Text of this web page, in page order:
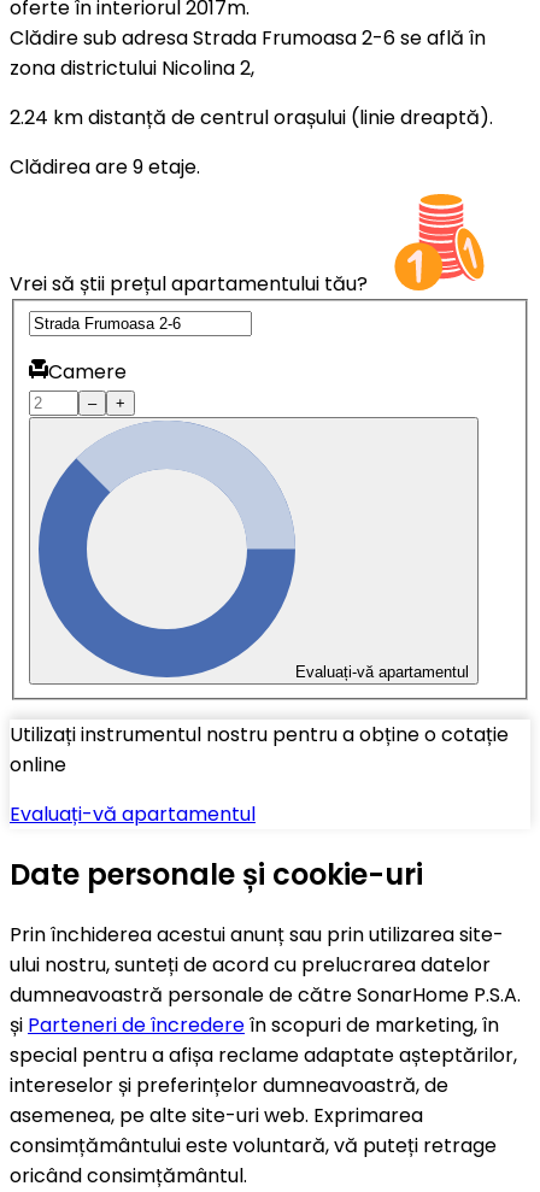
oferte în interiorul 2017m.
Clădire sub adresa Strada Frumoasa 2-6 se află în
zona districtului Nicolina 2,
2.24 km distanță de centrul orașului (linie dreaptă).
Clădirea are 9 etaje.
Vrei să știi prețul apartamentului tău?
Camere
– +
Evaluați-vă apartamentul
Utilizați instrumentul nostru pentru a obține o cotație
online
Evaluați-vă apartamentul
Date personale și cookie-uri
Prin închiderea acestui anunț sau prin utilizarea site-
ului nostru, sunteți de acord cu prelucrarea datelor
dumneavoastră personale de către SonarHome P.S.A.
și Parteneri de încredereîn scopuri de marketing, în
special pentru a afișa reclame adaptate așteptărilor,
intereselor și preferințelor dumneavoastră, de
asemenea, pe alte site-uri web. Exprimarea
consimțământului este voluntară, vă puteți retrage
oricând consimțământul.